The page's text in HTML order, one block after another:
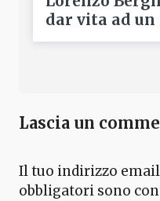
dar vita ad
Lascia un
Il tuo indirizzo
obbligatori sono